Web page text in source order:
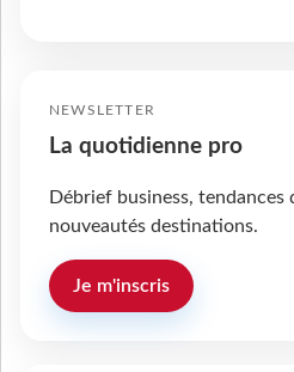
NEWSLETTER
La quotidienne pro
Débrief business,
nouveautés destinations.
Je m'inscris